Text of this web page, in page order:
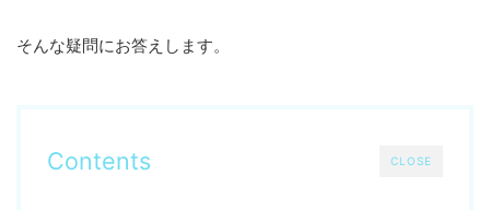
そんな疑問にお答えします。
CLOSE
Contents